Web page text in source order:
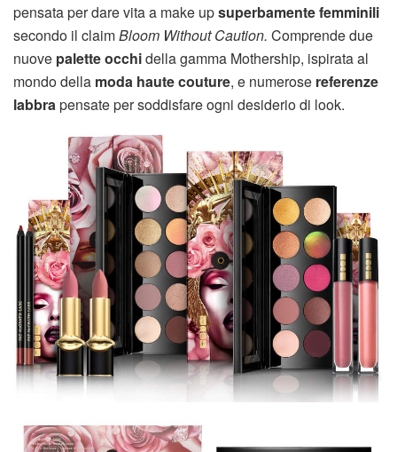
pensata per dare vita a make upsuperbamente femminili
secondo il claimBloom Without Caution. Comprende due
nuove palette occhidella gamma Mothership, ispirata al
mondo della moda haute couture, e numerose referenze
labbrapensate per soddisfare ogni desiderio di look.